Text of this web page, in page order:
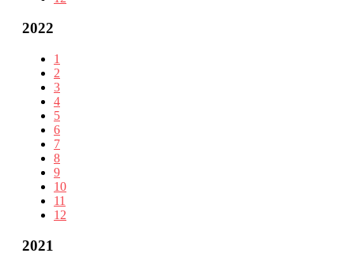
2022
1
2
3
4
5
6
7
8
9
10
11
12
2021